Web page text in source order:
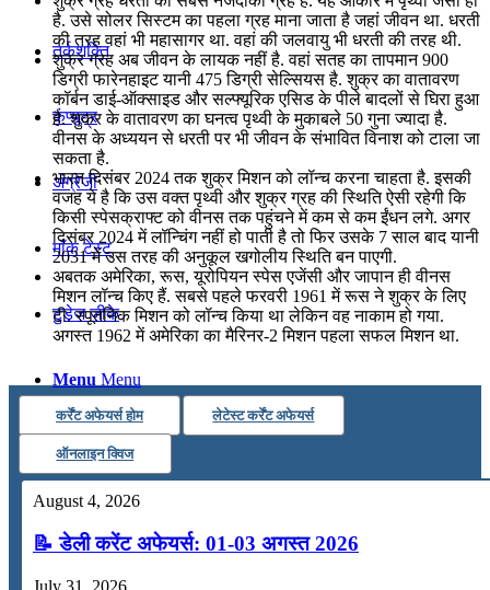
तर्कशक्ति
कंप्यूटर
अंग्रेजी
मॉक टेस्ट
टुडेज जीके
Menu Menu
है. उसे सोलर सिस्टम का पहला ग्रह माना जाता है जहां जीवन था. धरती
की तरह वहां भी महासागर था. वहां की जलवायु भी धरती की तरह थी.
शुक्र ग्रह अब जीवन के लायक नहीं है. वहां सतह का तापमान 900
डिग्री फारेनहाइट यानी 475 डिग्री सेल्सियस है. शुक्र का वातावरण
कॉर्बन डाई-ऑक्साइड और सल्फ्यूरिक एसिड के पीले बादलों से घिरा हुआ
है. शुक्र के वातावरण का घनत्व पृथ्वी के मुकाबले 50 गुना ज्यादा है.
वीनस के अध्ययन से धरती पर भी जीवन के संभावित विनाश को टाला जा
सकता है.
भारत दिसंबर 2024 तक शुक्र मिशन को लॉन्च करना चाहता है. इसकी
वजह ये है कि उस वक्त पृथ्वी और शुक्र ग्रह की स्थिति ऐसी रहेगी कि
किसी स्पेसक्राफ्ट को वीनस तक पहुंचने में कम से कम ईंधन लगे. अगर
दिसंबर 2024 में लॉन्चिंग नहीं हो पाती है तो फिर उसके 7 साल बाद यानी
2031 में उस तरह की अनुकूल खगोलीय स्थिति बन पाएगी.
अबतक अमेरिका, रूस, यूरोपियन स्पेस एजेंसी और जापान ही वीनस
मिशन लॉन्च किए हैं. सबसे पहले फरवरी 1961 में रूस ने शुक्र के लिए
टी. स्पूतनिक मिशन को लॉन्च किया था लेकिन वह नाकाम हो गया.
अगस्त 1962 में अमेरिका का मैरिनर-2 मिशन पहला सफल मिशन था.
कर्रेंट अफेयर्स होम लेटेस्ट कर्रेंट अफेयर्स
ऑनलाइन क्विज
August 4, 2026
📝 डेली करेंट अफेयर्स: 01-03 अगस्त 2026
July 31, 2026